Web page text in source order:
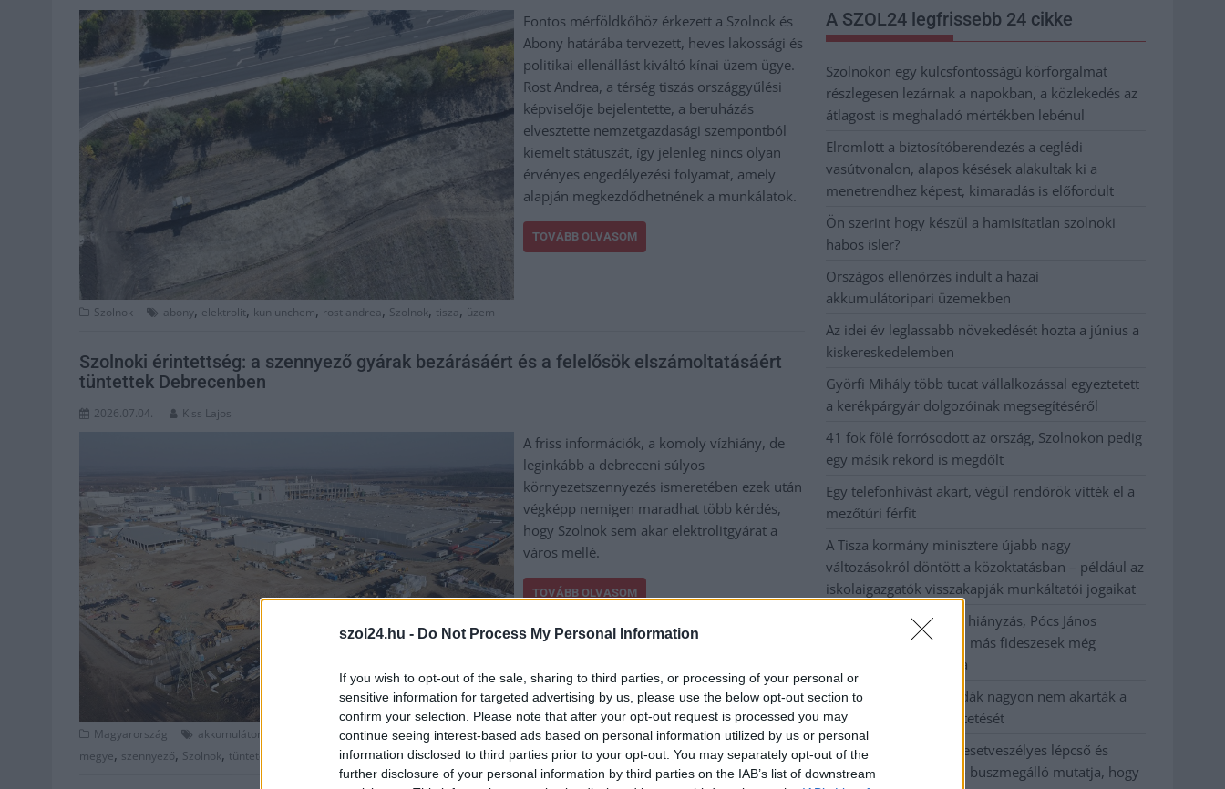
szol24.hu - Do Not Process My Personal Information
If you wish to opt-out of the sale, sharing to third parties, or processing of your personal or
sensitive information for targeted advertising by us, please use the below opt-out section to
confirm your selection. Please note that after your opt-out request is processed you may
continue seeing interest-based ads based on personal information utilized by us or personal
information disclosed to third parties prior to your opt-out. You may separately opt-out of the
further disclosure of your personal information by third parties on the IAB’s list of downstream
Fontos mérföldkőhöz érkezett a Szolnok és
Abony határába tervezett, heves lakossági és
politikai ellenállást kiváltó kínai üzem ügye.
Rost Andrea, a térség tiszás országgyűlési
képviselője bejelentette, a beruházás
elvesztette nemzetgazdasági szempontból
kiemelt státuszát, így jelenleg nincs olyan
érvényes engedélyezési folyamat, amely
alapján megkezdődhetnének a munkálatok.
TOVÁBB OLVASOM
Szolnok abony, elektrolit, kunlunchem, rost andrea, Szolnok, tisza, üzem
Szolnoki érintettség: a szennyező gyárak bezárásáért és a felelősök elszámoltatásáért
tüntettek Debrecenben
2026.07.04. Kiss Lajos
A friss információk, a komoly vízhiány, de
leginkább a debreceni súlyos
környezetszennyezés ismeretében ezek után
végképp nemigen maradhat több kérdés,
hogy Szolnok sem akar elektrolitgyárat a
város mellé.
TOVÁBB OLVASOM
Magyarország akkumulátor debrecen,debreciner,elektrolit,elszámoltatás,felelősök,gyárak ,Jász-Nagykun Szolnok
megye, szennyező, Szolnok, tüntetés
A SZOL24 legfrissebb 24 cikke
Szolnokon egy kulcsfontosságú körforgalmat
részlegesen lezárnak a napokban, a közlekedés az
átlagost is meghaladó mértékben lebénul
Elromlott a biztosítóberendezés a ceglédi
vasútvonalon, alapos késések alakultak ki a
menetrendhez képest, kimaradás is előfordult
Ön szerint hogy készül a hamisítatlan szolnoki
habos isler?
Országos ellenőrzés indult a hazai
akkumulátoripari üzemekben
Az idei év leglassabb növekedését hozta a június a
kiskereskedelemben
Györfi Mihály több tucat vállalkozással egyeztetett
a kerékpárgyár dolgozóinak megsegítéséről
41 fok fölé forrósodott az ország, Szolnokon pedig
egy másik rekord is megdőlt
Egy telefonhívást akart, végül rendőrök vitték el a
mezőtúri férfit
A Tisza kormány minisztere újabb nagy
változásokról döntött a közoktatásban – például az
iskolaigazgatók visszakapják munkáltatói jogaikat
Sok volt az igazolatlan hiányzás, Pócs János
fizetéslevonást kapott, más fideszesek még
kevesebbet vittek haza
A Szolnok megyei gazdák nagyon nem akarták a
JÉGER további üzemeltetését
Csendélet 5.0: alig balesetveszélyes lépcső és
remek állapotban levő buszmegálló mutatja, hogy